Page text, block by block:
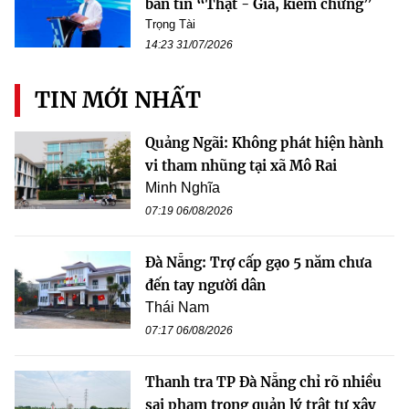
bản tin “Thật - Giả, kiểm chứng”
Trọng Tài
14:23 31/07/2026
TIN MỚI NHẤT
Quảng Ngãi: Không phát hiện hành
vi tham nhũng tại xã Mô Rai
Minh Nghĩa
07:19 06/08/2026
Đà Nẵng: Trợ cấp gạo 5 năm chưa
đến tay người dân
Thái Nam
07:17 06/08/2026
Thanh tra TP Đà Nẵng chỉ rõ nhiều
sai phạm trong quản lý trật tự xây